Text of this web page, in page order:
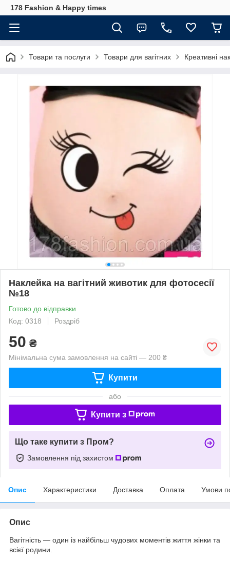
178 Fashion & Happy times
Товари та послуги Товари для вагітних Креативні
Наклейка на вагітний животик для фотосесії
№18
Готово до відправки
Код: 0318
Роздріб
50 ₴
Мінімальна сума замовлення на сайті — 200 ₴
Купити
або
Купити з
Що таке купити з Пром?
Замовлення під захистом
Опис Характеристики Доставка Оплата Умови
Опис
Вагітність — один із найбільш чудових моментів життя жінки та
всієї родини.